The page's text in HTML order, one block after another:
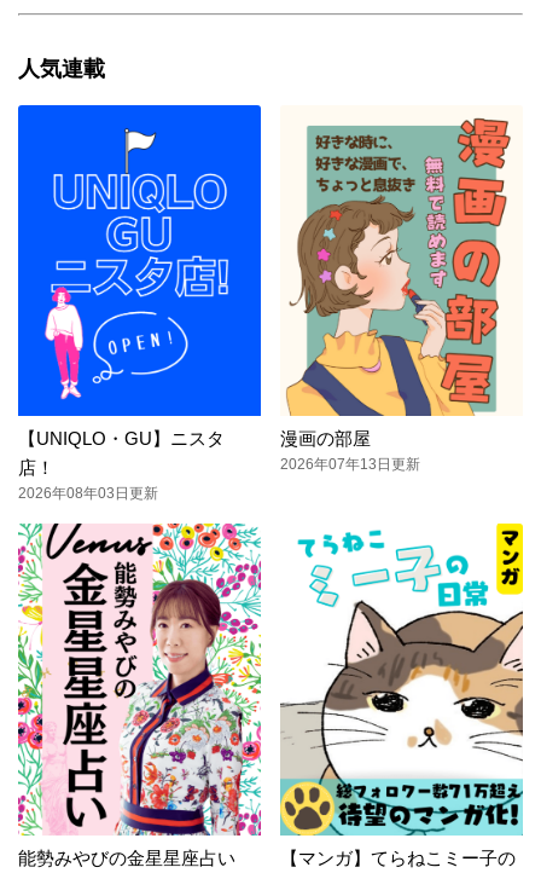
人気連載
【UNIQLO・GU】ニスタ
店！
2026年08年03日更新
漫画の部屋
2026年07年13日更新
能勢みやびの金星星座占い
【マンガ】てらねこミー子の